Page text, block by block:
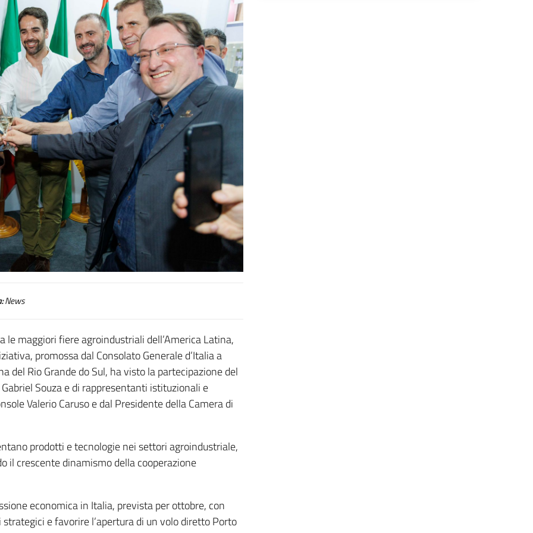
News
le maggiori fiere agroindustriali dell’America Latina,
promossa dal Consolato Generale d’Italia a
del Rio Grande do Sul, ha visto la partecipazione del
Souza e di rappresentanti istituzionali e
Valerio Caruso e dal Presidente della Camera di
prodotti e tecnologie nei settori agroindustriale,
il crescente dinamismo della cooperazione
economica in Italia, prevista per ottobre, con
e favorire l’apertura di un volo diretto Porto